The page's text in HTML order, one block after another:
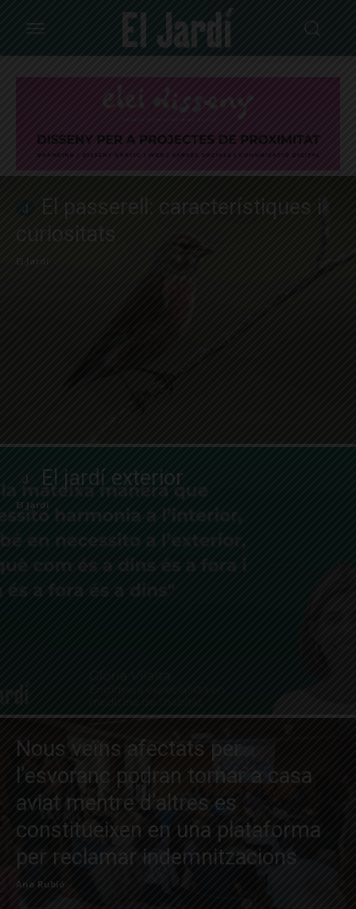
El passerell: característiques i
curiositats
El Jardí
El jardí exterior
El Jardí
Nous veïns afectats per
l’esvoranc podran tornar a casa
aviat mentre d’altres es
constitueixen en una plataforma
per reclamar indemnitzacions
Ana Rubió